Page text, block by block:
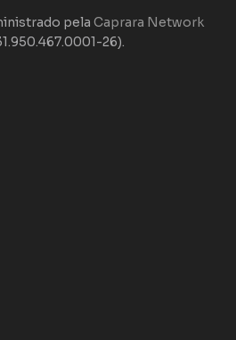
pela Caprara Network
26).